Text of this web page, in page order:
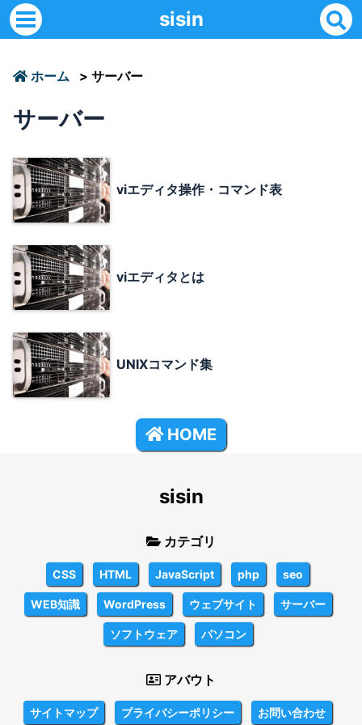
sisin
ホーム > サーバー
サーバー
viエディタ操作・コマンド表
viエディタとは
UNIXコマンド集
HOME
sisin
カテゴリ
CSS HTML JavaScript php seo
WEB知識 WordPress ウェブサイト サーバー
ソフトウェア パソコン
アバウト
サイトマップ プライバシーポリシー お問い合わせ